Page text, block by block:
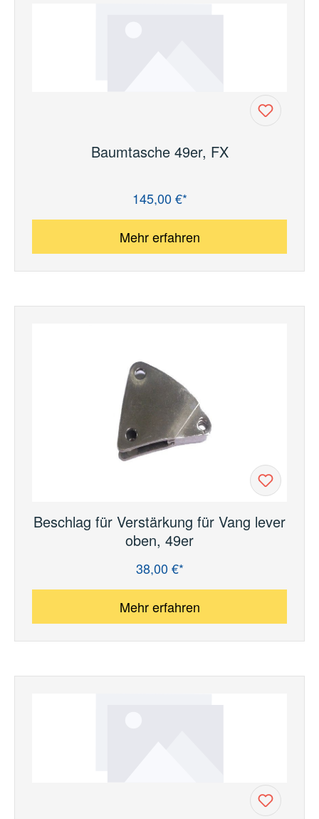
Baumtasche 49er, FX
145,00 €*
Mehr erfahren
Beschlag für Verstärkung für Vang lever
oben, 49er
38,00 €*
Mehr erfahren